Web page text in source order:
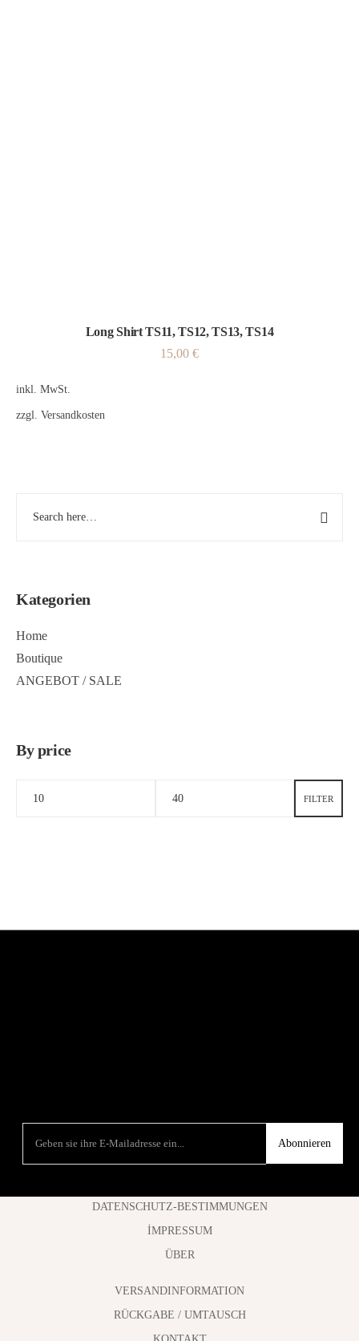
Kategorien
Home
Boutique
ANGEBOT / SALE
By price
FILTER
Long Shirt TS11, TS12, TS13, TS14
15,00 €
inkl. MwSt.
zzgl. Versandkosten
Abonnieren
DATENSCHUTZ-BESTIMMUNGEN
İMPRESSUM
ÜBER
VERSANDINFORMATION
RÜCKGABE / UMTAUSCH